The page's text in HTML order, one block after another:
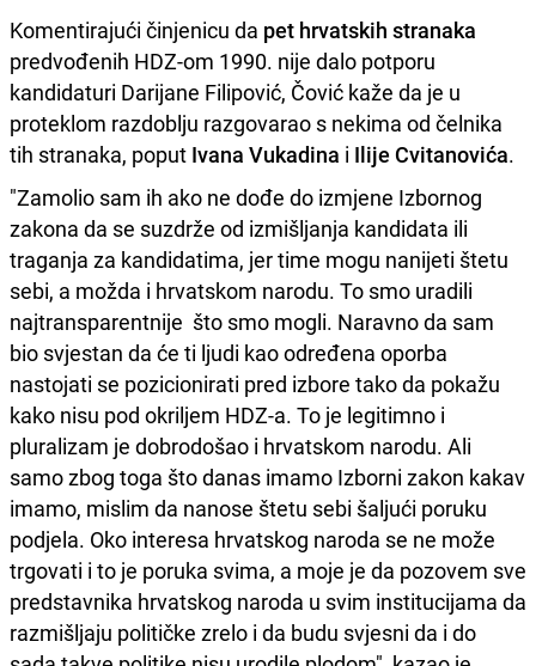
Komentirajući činjenicu da pet hrvatskih stranaka
predvođenih HDZ-om 1990. nije dalo potporu
kandidaturi Darijane Filipović, Čović kaže da je u
proteklom razdoblju razgovarao s nekima od čelnika
tih stranaka, poput Ivana Vukadina i Ilije Cvitanovića.
"Zamolio sam ih ako ne dođe do izmjene Izbornog
zakona da se suzdrže od izmišljanja kandidata ili
traganja za kandidatima, jer time mogu nanijeti štetu
sebi, a možda i hrvatskom narodu. To smo uradili
najtransparentnije što smo mogli. Naravno da sam
bio svjestan da će ti ljudi kao određena oporba
nastojati se pozicionirati pred izbore tako da pokažu
kako nisu pod okriljem HDZ-a. To je legitimno i
pluralizam je dobrodošao i hrvatskom narodu. Ali
samo zbog toga što danas imamo Izborni zakon kakav
imamo, mislim da nanose štetu sebi šaljući poruku
podjela. Oko interesa hrvatskog naroda se ne može
trgovati i to je poruka svima, a moje je da pozovem sve
predstavnika hrvatskog naroda u svim institucijama da
razmišljaju političke zrelo i da budu svjesni da i do